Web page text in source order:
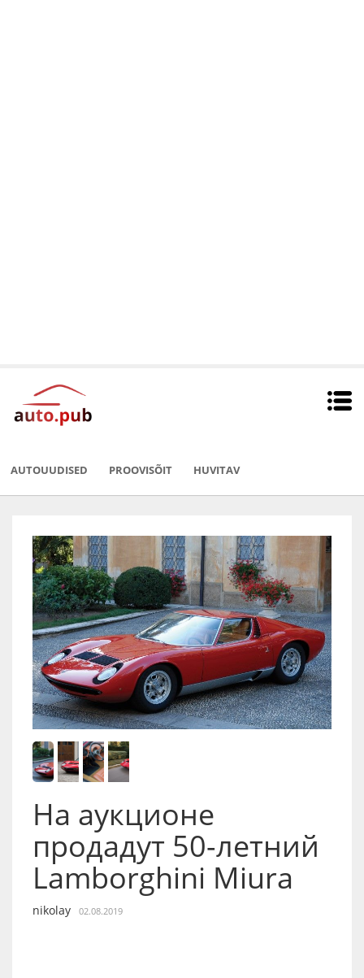
AUTOUUDISED PROOVISÕIT HUVITAV
На аукционе
продадут 50-летний
Lamborghini Miura
nikolay 02.08.2019